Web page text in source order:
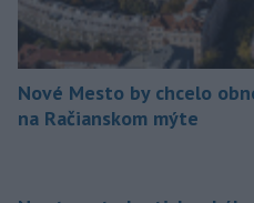
Nové Mesto by chcelo
na Račianskom mýte